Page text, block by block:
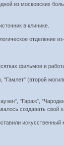
из московских
в клинике.
отделение
фильмов и
"Гамлет" (второй
"Гараж",
создавать свой